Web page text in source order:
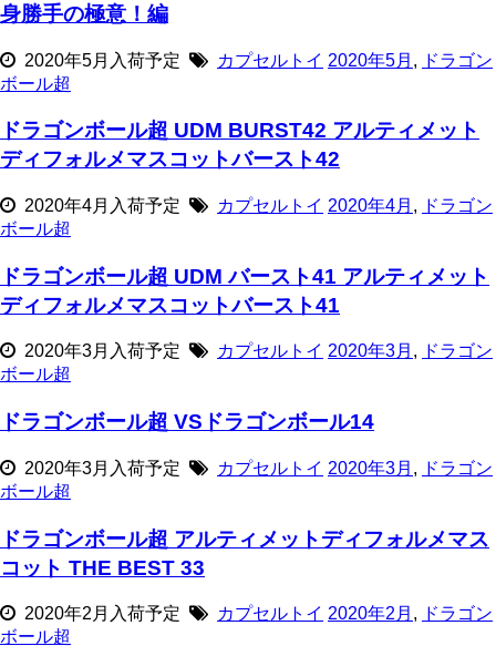
身勝手の極意！編
2020年5月入荷予定 カプセルトイ 2020年5月 , ドラゴン
ボール超
ドラゴンボール超 UDM BURST42 アルティメット
ディフォルメマスコットバースト42
2020年4月入荷予定 カプセルトイ 2020年4月 , ドラゴン
ボール超
ドラゴンボール超 UDM バースト41 アルティメット
ディフォルメマスコットバースト41
2020年3月入荷予定 カプセルトイ 2020年3月 , ドラゴン
ボール超
ドラゴンボール超 VSドラゴンボール14
2020年3月入荷予定 カプセルトイ 2020年3月 , ドラゴン
ボール超
ドラゴンボール超 アルティメットディフォルメマス
コット THE BEST 33
2020年2月入荷予定 カプセルトイ 2020年2月 , ドラゴン
ボール超